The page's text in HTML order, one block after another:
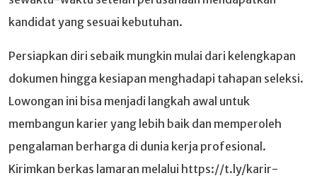
kandidat yang sesuai kebutuhan.
Persiapkan diri sebaik mungkin mulai dari kelengkapan
dokumen hingga kesiapan menghadapi tahapan seleksi.
Lowongan ini bisa menjadi langkah awal untuk
membangun karier yang lebih baik dan memperoleh
pengalaman berharga di dunia kerja profesional.
Kirimkan berkas lamaran melalui https://t.ly/karir-